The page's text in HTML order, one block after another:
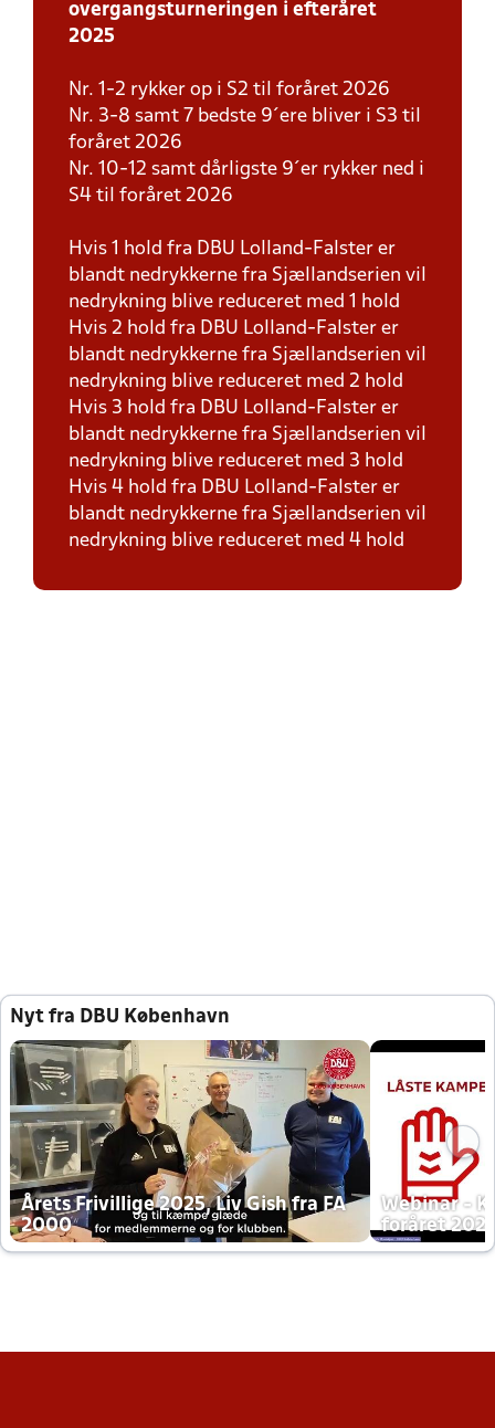
overgangsturneringen i efteråret
2025
Nr. 1-2 rykker op i S2 til foråret 2026
Nr. 3-8 samt 7 bedste 9´ere bliver i S3 til
foråret 2026
Nr. 10-12 samt dårligste 9´er rykker ned i
S4 til foråret 2026
Hvis 1 hold fra DBU Lolland-Falster er
blandt nedrykkerne fra Sjællandserien vil
nedrykning blive reduceret med 1 hold
Hvis 2 hold fra DBU Lolland-Falster er
blandt nedrykkerne fra Sjællandserien vil
nedrykning blive reduceret med 2 hold
Hvis 3 hold fra DBU Lolland-Falster er
blandt nedrykkerne fra Sjællandserien vil
nedrykning blive reduceret med 3 hold
Hvis 4 hold fra DBU Lolland-Falster er
blandt nedrykkerne fra Sjællandserien vil
nedrykning blive reduceret med 4 hold
Nyt fra DBU København
Årets Frivillige 2025, Liv Gish fra FA
2000
Webinar -
foråret